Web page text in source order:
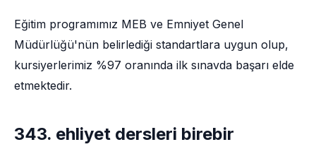
Eğitim programımız MEB ve Emniyet Genel
Müdürlüğü'nün belirlediği standartlara uygun olup,
kursiyerlerimiz %97 oranında ilk sınavda başarı elde
etmektedir.
343. ehliyet dersleri birebir